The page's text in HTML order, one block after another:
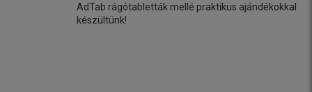
AdTab rágótabletták mellé praktikus ajándékokkal
készültünk!